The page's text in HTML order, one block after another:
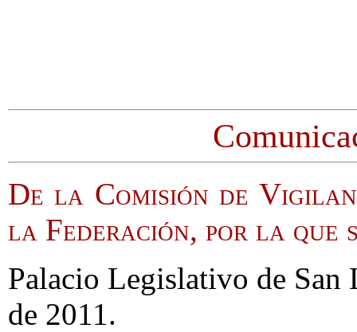
De la Comisión de
la Federación, por la
Palacio Legislativo de San
de 2011.